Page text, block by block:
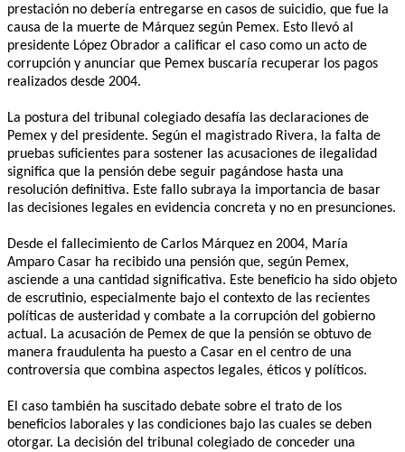
prestación no debería entregarse en casos de suicidio, que fue la
causa de la muerte de Márquez según Pemex. Esto llevó al
presidente López Obrador a calificar el caso como un acto de
corrupción y anunciar que Pemex buscaría recuperar los pagos
realizados desde 2004.
La postura del tribunal colegiado desafía las declaraciones de
Pemex y del presidente. Según el magistrado Rivera, la falta de
pruebas suficientes para sostener las acusaciones de ilegalidad
significa que la pensión debe seguir pagándose hasta una
resolución definitiva. Este fallo subraya la importancia de basar
las decisiones legales en evidencia concreta y no en presunciones.
Desde el fallecimiento de Carlos Márquez en 2004, María
Amparo Casar ha recibido una pensión que, según Pemex,
asciende a una cantidad significativa. Este beneficio ha sido objeto
de escrutinio, especialmente bajo el contexto de las recientes
políticas de austeridad y combate a la corrupción del gobierno
actual. La acusación de Pemex de que la pensión se obtuvo de
manera fraudulenta ha puesto a Casar en el centro de una
controversia que combina aspectos legales, éticos y políticos.
El caso también ha suscitado debate sobre el trato de los
beneficios laborales y las condiciones bajo las cuales se deben
otorgar. La decisión del tribunal colegiado de conceder una